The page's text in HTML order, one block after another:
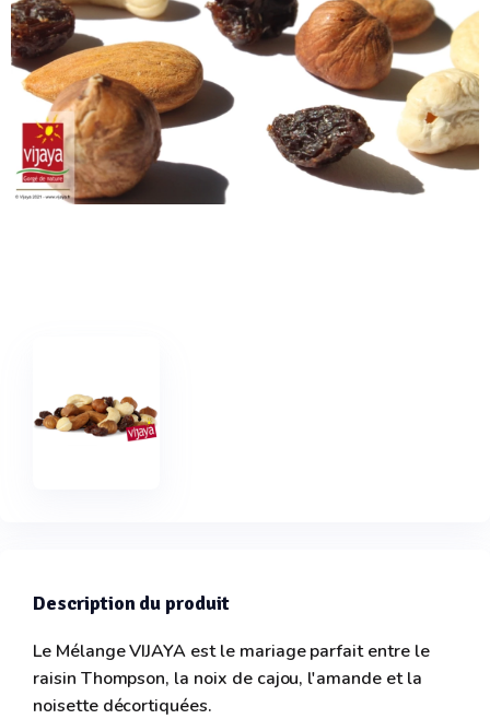
Description du produit
Le Mélange VIJAYA est le mariage parfait entre le
raisin Thompson, la noix de cajou, l'amande et la
noisette décortiquées.